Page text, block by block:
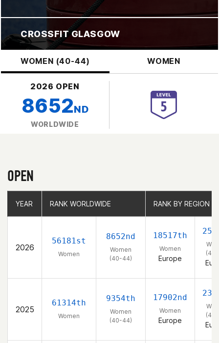
CROSSFIT GLASGOW
WOMEN (40-44) WOMEN
2026 OPEN
8652ND
WORLDWIDE
OPEN
YEAR RANK WORLDWIDE RANK BY REGION
2026
56181st
Women
8652nd
Women
(40-44)
18517th
Women
Europe
2025
61314th
Women
9354th
Women
(40-44)
17902nd
Women
Europe
YEAR RANK WORLDWIDE RANK BY REGION